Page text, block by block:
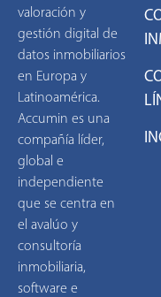
valoración y
gestión digital de
datos inmobiliarios
en Europa y
Latinoamérica.
Accumin es una
compañía líder,
global e
independiente
que se centra en
el avalúo y
consultoría
inmobiliaria,
software e